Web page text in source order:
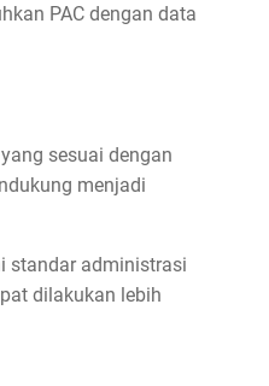
PAC dengan data
sesuai dengan
menjadi
standar administrasi
dilakukan lebih